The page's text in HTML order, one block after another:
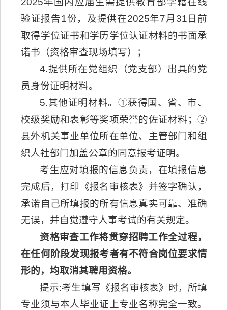
验证报告1份，及提供在2025年7月31日前
取得学位证书和学历学位认证材料的书面承
诺书（资格审查现场填写）；
4.提供所在党组织（党支部）出具的党
员身份证明材料。
5.其他证明材料。①获得国、省、市、
校级奖励和表彰等奖项荣誉的佐证材料；②
县外机关事业单位所在单位、主管部门和组
织人社部门加盖公章的同意报考证明。
考生应对填报的信息负责，在填报信息
完成后，打印《报名审核表》并签字确认，
承诺自己所填报的所有信息真实可靠、准确
无误，并自觉遵守人事考试的有关规定。
资格审查工作将贯穿招聘工作全过程，
在任何阶段发现报考者有不符合岗位要求情
形的，均取消其聘用资格。
提示:考生填写《报名审核表》时，所填
专业须与本人毕业证上专业名称完全一致。